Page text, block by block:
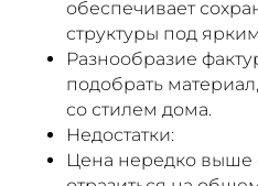
обеспечивает
структуры под
Разнообразие
подобрать
со стилем дома.
Недостатки:
Цена нередко выше